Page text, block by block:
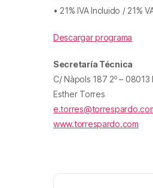
• 21% IVA Incluido / 21%
Descargar programa
Secretaría Técnica
C/ Nàpols 187 2o– 08013
Esther Torres
www.torrespardo.com